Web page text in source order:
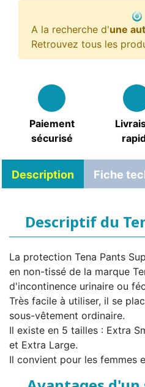
A la recherche d'une
Retrouvez tous les
Paiement
sécurisé
Description Fiche
Descriptif du
La protection Tena Pants
en non-tissé de la marque
d'incontinence urinaire ou
Très facile à utiliser, il se
sous-vêtement ordinaire.
Il existe en 5 tailles : Extra
et Extra Large.
Il convient pour les femmes